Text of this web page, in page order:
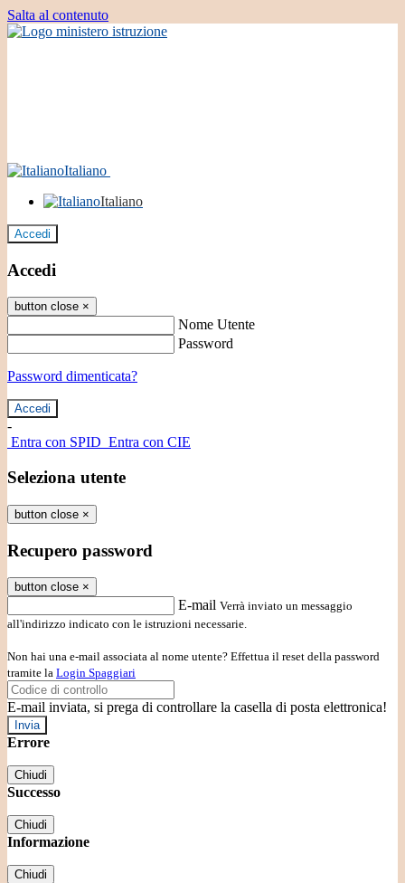
Salta al contenuto
Italiano
Italiano
Accedi
Accedi
button close ×
Nome Utente
Password
Password dimenticata?
-
Entra con SPID Entra con CIE
Seleziona utente
button close ×
Recupero password
button close ×
E-mail Verrà inviato un messaggio
all'indirizzo indicato con le istruzioni necessarie.
Non hai una e-mail associata al nome utente? Effettua il reset della password
tramite la Login Spaggiari
E-mail inviata, si prega di controllare la casella di posta elettronica!
Errore
Chiudi
Successo
Chiudi
Informazione
Chiudi